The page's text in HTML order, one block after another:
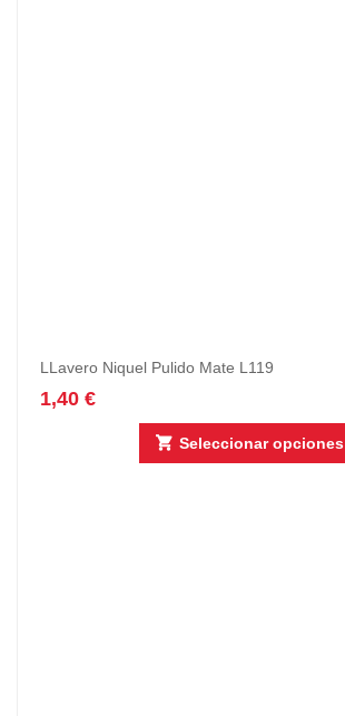
LLavero Niquel Pulido Mate L119
1,40 €
Seleccionar opciones